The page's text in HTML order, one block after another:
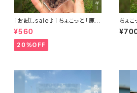
［お試しsale♪］ちょこっと「鹿肉
ジャーキー」ジビエ鹿 おやつ
¥560
20%OFF
ちょ
ジビ